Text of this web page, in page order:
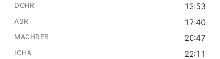
13:53
17:40
20:47
22:11